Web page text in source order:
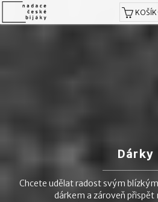
KOŠÍK
Dárky
Chcete udělat radost svým
dárkem a zároveň přispět